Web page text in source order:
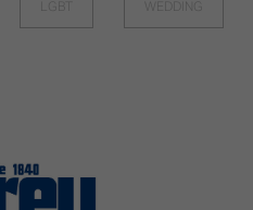
WEDDING